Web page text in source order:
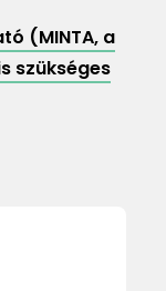
(MINTA, a
szükséges